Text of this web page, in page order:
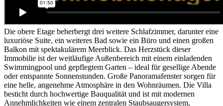
Die obere Etage beherbergt drei weitere Schlafzimmer, darunter eine
luxuriöse Suite, ein weiteres Bad sowie ein Büro und einen großen
Balkon mit spektakulärem Meerblick. Das Herzstück dieser
Immobilie ist der weitläufige Außenbereich mit einem einladenden
Swimmingpool und gepflegtem Garten – ideal für gesellige Abende
oder entspannte Sonnenstunden. Große Panoramafenster sorgen für
eine helle, angenehme Atmosphäre in den Wohnräumen. Die Villa
besticht durch hochwertige Bauqualität und ist mit modernen
Annehmlichkeiten wie einem zentralen Staubsaugersystem,